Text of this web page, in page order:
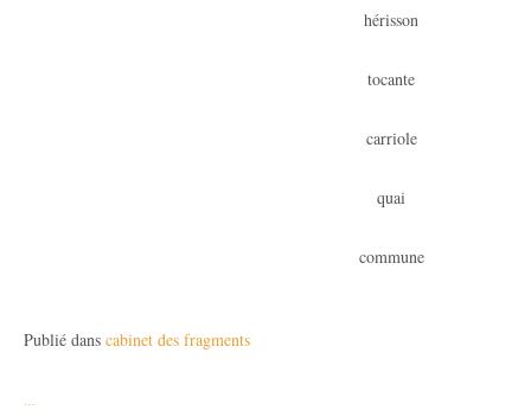
hérisson
tocante
carriole
quai
commune
Publié dans cabinet des fragments
…